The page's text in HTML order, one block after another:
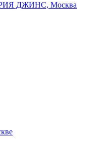
ДЖИНС, Москва